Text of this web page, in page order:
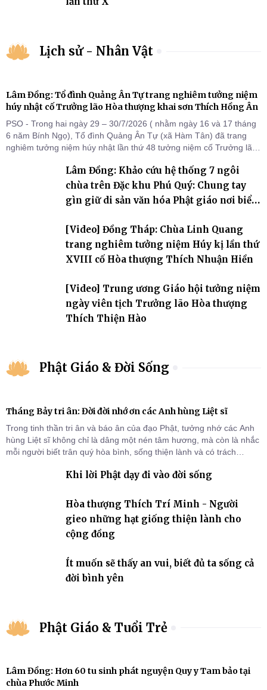
Lịch sử - Nhân Vật
Lâm Đồng: Tổ đình Quảng Ân Tự trang nghiêm tưởng niệm
húy nhật cố Trưởng lão Hòa thượng khai sơn Thích Hồng Ân
PSO - Trong hai ngày 29 – 30/7/2026 ( nhằm ngày 16 và 17 tháng
6 năm Bính Ngọ), Tổ đình Quảng Ân Tự (xã Hàm Tân) đã trang
nghiêm tưởng niệm húy nhật lần thứ 48 tưởng niệm cố Trưởng lão
Chư Tôn đức Tăng Ni, môn đồ pháp quyến cùng đông đảo thiện tín
Phật tử đã đồng vân tập về đạo tràng, th
Lâm Đồng: Khảo cứu hệ thống 7 ngôi
chùa trên Đặc khu Phú Quý: Chung tay
gìn giữ di sản văn hóa Phật giáo nơi biển
[Video] Đồng Tháp: Chùa Linh Quang
trang nghiêm tưởng niệm Húy kị lần thứ
XVIII cố Hòa thượng Thích Nhuận Hiền
[Video] Trung ương Giáo hội tưởng niệm
ngày viên tịch Trưởng lão Hòa thượng
Thích Thiện Hào
Phật Giáo & Đời Sống
Tháng Bảy tri ân: Đời đời nhớ ơn các Anh hùng Liệt sĩ
Trong tinh thần tri ân và báo ân của đạo Phật, tưởng nhớ các Anh
hùng Liệt sĩ không chỉ là dâng một nén tâm hương, mà còn là nhắc
mỗi người biết trân quý hòa bình, sống thiện lành và có trách
Khi lời Phật dạy đi vào đời sống
Hòa thượng Thích Trí Minh - Người
gieo những hạt giống thiện lành cho
cộng đồng
Ít muốn sẽ thấy an vui, biết đủ ta sống cả
đời bình yên
Phật Giáo & Tuổi Trẻ
Lâm Đồng: Hơn 60 tu sinh phát nguyện Quy y Tam bảo tại
chùa Phước Minh